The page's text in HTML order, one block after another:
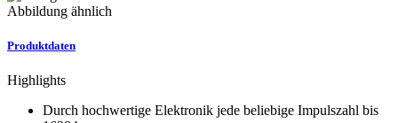
Abbildung ähnlich
Produktdaten
Highlights
Durch hochwertige Elektronik jede beliebige Impulszahl bis